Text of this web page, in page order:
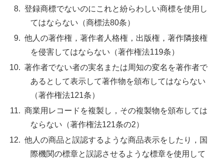
登録商標でないのにこれと紛らわしい商標を使用し
てはならない（商標法80条）
他人の著作権，著作者人格権，出版権，著作隣接権
を侵害してはならない（著作権法119条）
著作者でない者の実名または周知の変名を著作者で
あるとして表示して著作物を頒布してはならない
（著作権法121条）
商業用レコードを複製し，その複製物を頒布しては
ならない（著作権法121条の2）
他人の商品と誤認するような商品表示をしたり，国
際機関の標章と誤認させるような標章を使用して